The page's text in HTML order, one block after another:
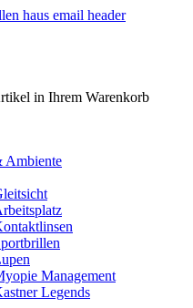
in Ihrem Warenkorb
Ambiente
Management
Legends